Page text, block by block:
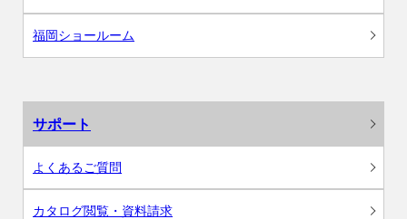
福岡ショールーム
サポート
よくあるご質問
カタログ閲覧・資料請求